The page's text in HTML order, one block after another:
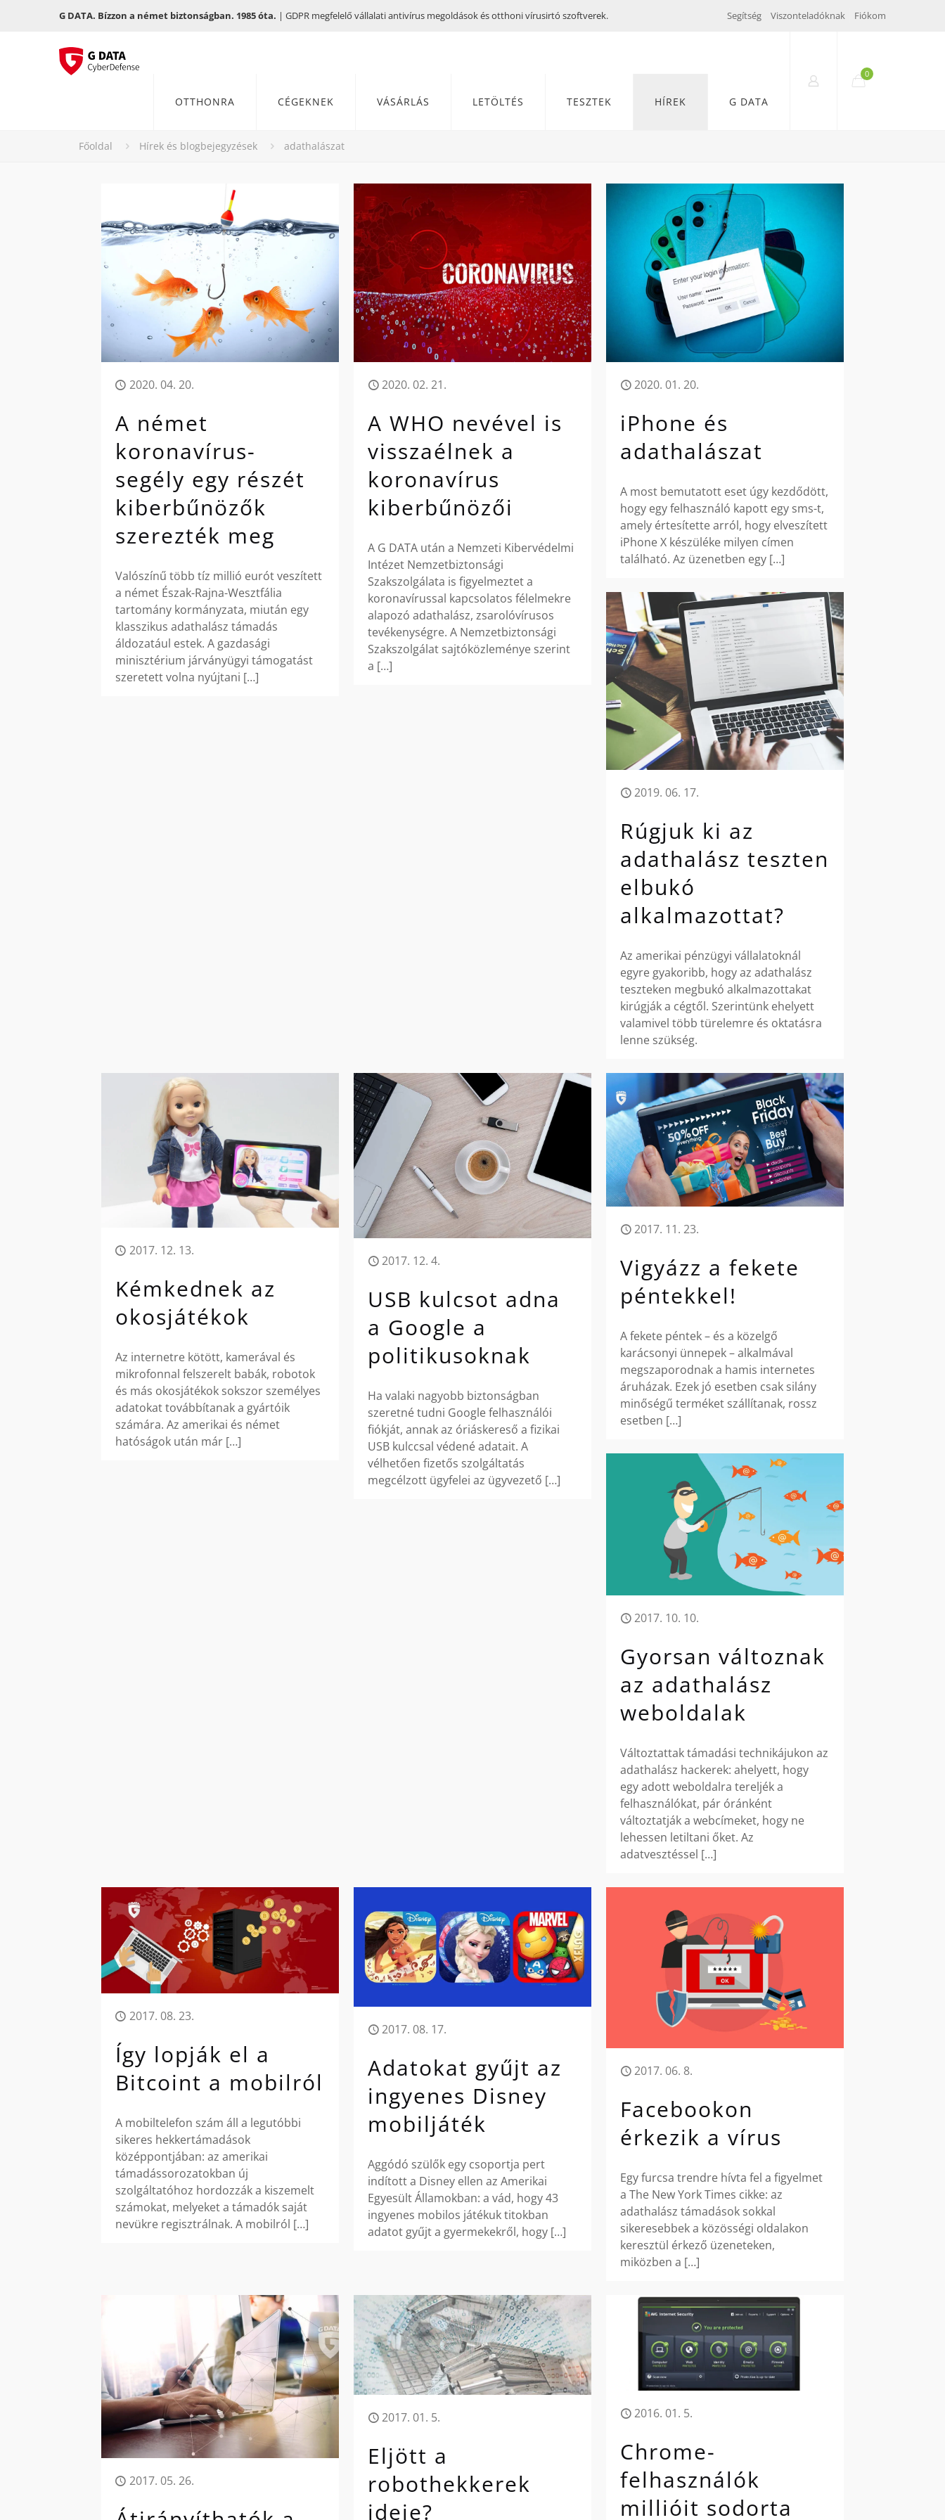
G DATA. Bízzon a német biztonságban. 1985 óta. | GDPR megfelelő vállalati antivírus megoldások és otthoni vírusirtó szoftverek. Segítség Viszonteladóknak Fiókom
OTTHONRA CÉGEKNEK VÁSÁRLÁS LETÖLTÉS TESZTEK HÍREK G DATA
0
Főoldal Hírek és blogbejegyzések adathalászat
2020. 04. 20.
A német
koronavírus-
segély egy részét
kiberbűnözők
szerezték meg
Valószínű több tíz millió eurót veszített
a német Észak-Rajna-Wesztfália
tartomány kormányzata, miután egy
klasszikus adathalász támadás
áldozatául estek. A gazdasági
minisztérium járványügyi támogatást
szeretett volna nyújtani […]
2020. 02. 21.
A WHO nevével is
visszaélnek a
koronavírus
kiberbűnözői
A G DATA után a Nemzeti Kibervédelmi
Intézet Nemzetbiztonsági
Szakszolgálata is figyelmeztet a
koronavírussal kapcsolatos félelmekre
alapozó adathalász, zsarolóvírusos
tevékenységre. A Nemzetbiztonsági
Szakszolgálat sajtóközleménye szerint
a […]
2020. 01. 20.
iPhone és
adathalászat
A most bemutatott eset úgy kezdődött,
hogy egy felhasználó kapott egy sms-t,
amely értesítette arról, hogy elveszített
iPhone X készüléke milyen címen
található. Az üzenetben egy […]
2019. 06. 17.
Rúgjuk ki az
adathalász teszten
elbukó
alkalmazottat?
Az amerikai pénzügyi vállalatoknál
egyre gyakoribb, hogy az adathalász
teszteken megbukó alkalmazottakat
kirúgják a cégtől. Szerintünk ehelyett
valamivel több türelemre és oktatásra
lenne szükség.
2017. 12. 13.
Kémkednek az
okosjátékok
Az internetre kötött, kamerával és
mikrofonnal felszerelt babák, robotok
és más okosjátékok sokszor személyes
adatokat továbbítanak a gyártóik
számára. Az amerikai és német
hatóságok után már[…]
2017. 12. 4.
USB kulcsot adna
a Google a
politikusoknak
Ha valaki nagyobb biztonságban
szeretné tudni Google felhasználói
fiókját, annak az óriáskereső a fizikai
USB kulccsal védené adatait. A
vélhetően fizetős szolgáltatás
megcélzott ügyfelei az ügyvezető […]
2017. 11. 23.
Vigyázz a fekete
péntekkel!
A fekete péntek – és a közelgő
karácsonyi ünnepek – alkalmával
megszaporodnak a hamis internetes
áruházak. Ezek jó esetben csak silány
minőségű terméket szállítanak, rossz
esetben […]
2017. 10. 10.
Gyorsan változnak
az adathalász
weboldalak
Változtattak támadási technikájukon az
adathalász hackerek: ahelyett, hogy
egy adott weboldalra tereljék a
felhasználókat, pár óránként
változtatják a webcímeket, hogy ne
lehessen letiltani őket. Az
adatvesztéssel […]
2017. 08. 23.
Így lopják el a
Bitcoint a mobilról
A mobiltelefon szám áll a legutóbbi
sikeres hekkertámadások
középpontjában: az amerikai
támadássorozatokban új
szolgáltatóhoz hordozzák a kiszemelt
számokat, melyeket a támadók saját
nevükre regisztrálnak. A mobilról […]
2017. 08. 17.
Adatokat gyűjt az
ingyenes Disney
mobiljáték
Aggódó szülők egy csoportja pert
indított a Disney ellen az Amerikai
Egyesült Államokban: a vád, hogy 43
ingyenes mobilos játékuk titokban
adatot gyűjt a gyermekekről, hogy […]
2017. 06. 8.
Facebookon
érkezik a vírus
Egy furcsa trendre hívta fel a figyelmet
a The New York Times cikke: az
adathalász támadások sokkal
sikeresebbek a közösségi oldalakon
keresztül érkező üzeneteken,
miközben a […]
2017. 05. 26.
2017. 01. 5.
Eljött a
robothekkerek
ideje?
2016. 01. 5.
Chrome-
felhasználók
millióit sodorta